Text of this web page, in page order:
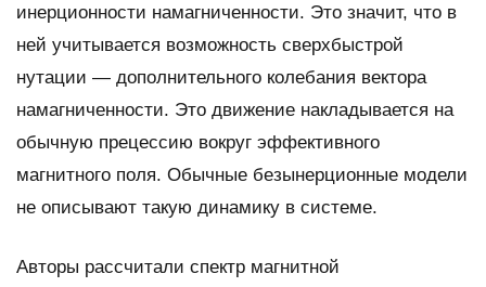
инерционности намагниченности. Это значит, что в
ней учитывается возможность сверхбыстрой
нутации — дополнительного колебания вектора
намагниченности. Это движение накладывается на
обычную прецессию вокруг эффективного
магнитного поля. Обычные безынерционные модели
не описывают такую динамику в системе.
Авторы рассчитали спектр магнитной